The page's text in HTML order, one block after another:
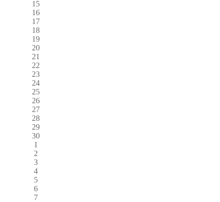
15
16
17
18
19
20
21
22
23
24
25
26
27
28
29
30
1
2
3
4
5
6
7